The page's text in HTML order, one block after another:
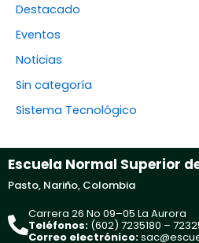
Destacado
Eventos
Noticias
Sin categoría
Sistema Tecnológico
Escuela Normal Superior
Pasto, Nariño, Colombia
Carrera 26 No 09–05 La Aurora
Teléfonos: (602) 7235180 –
Correo electrónico: